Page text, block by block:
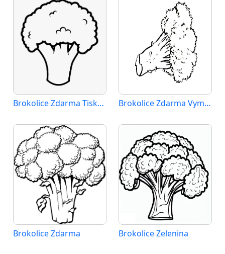
Brokolice Zdarma Tisknutelná Brokolice Zdarma Vymalovatelné Obrázek
Brokolice Zdarma Brokolice Zelenina